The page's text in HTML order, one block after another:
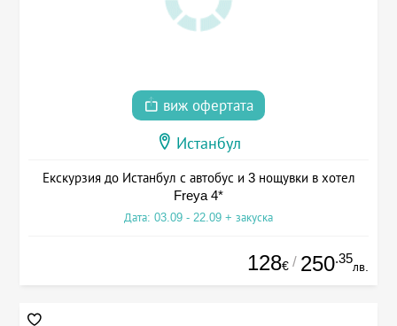
виж офертата
Истанбул
Екскурзия до Истанбул с автобус и 3 нощувки в хотел
Freya 4*
Дата: 03.09 - 22.09 + закуска
128€ / 250.35
лв.